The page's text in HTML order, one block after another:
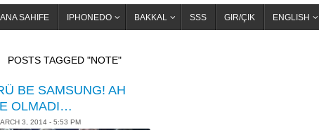
ANA SAHIFE IPHONEDO BAKKAL SSS GIR/ÇIK ENGLISH
POSTS TAGGED "NOTE"
BE SAMSUNG! AH
OLMADI…
3, 2014 - 5:53 PM